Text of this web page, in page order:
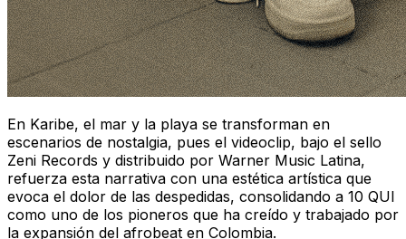
En Karibe, el mar y la playa se transforman en
escenarios de nostalgia, pues el videoclip, bajo el sello
Zeni Records y distribuido por Warner Music Latina,
refuerza esta narrativa con una estética artística que
evoca el dolor de las despedidas, consolidando a 10 QUI
como uno de los pioneros que ha creído y trabajado por
la expansión del afrobeat en Colombia.